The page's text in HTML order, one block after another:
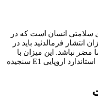
سلامتی انسان است که در
فرمالدئید باید در
مضر نباشد. این میزان با
استفاده از استانداردهای مختلف مانند استاندارد اروپایی E1 سنجیده